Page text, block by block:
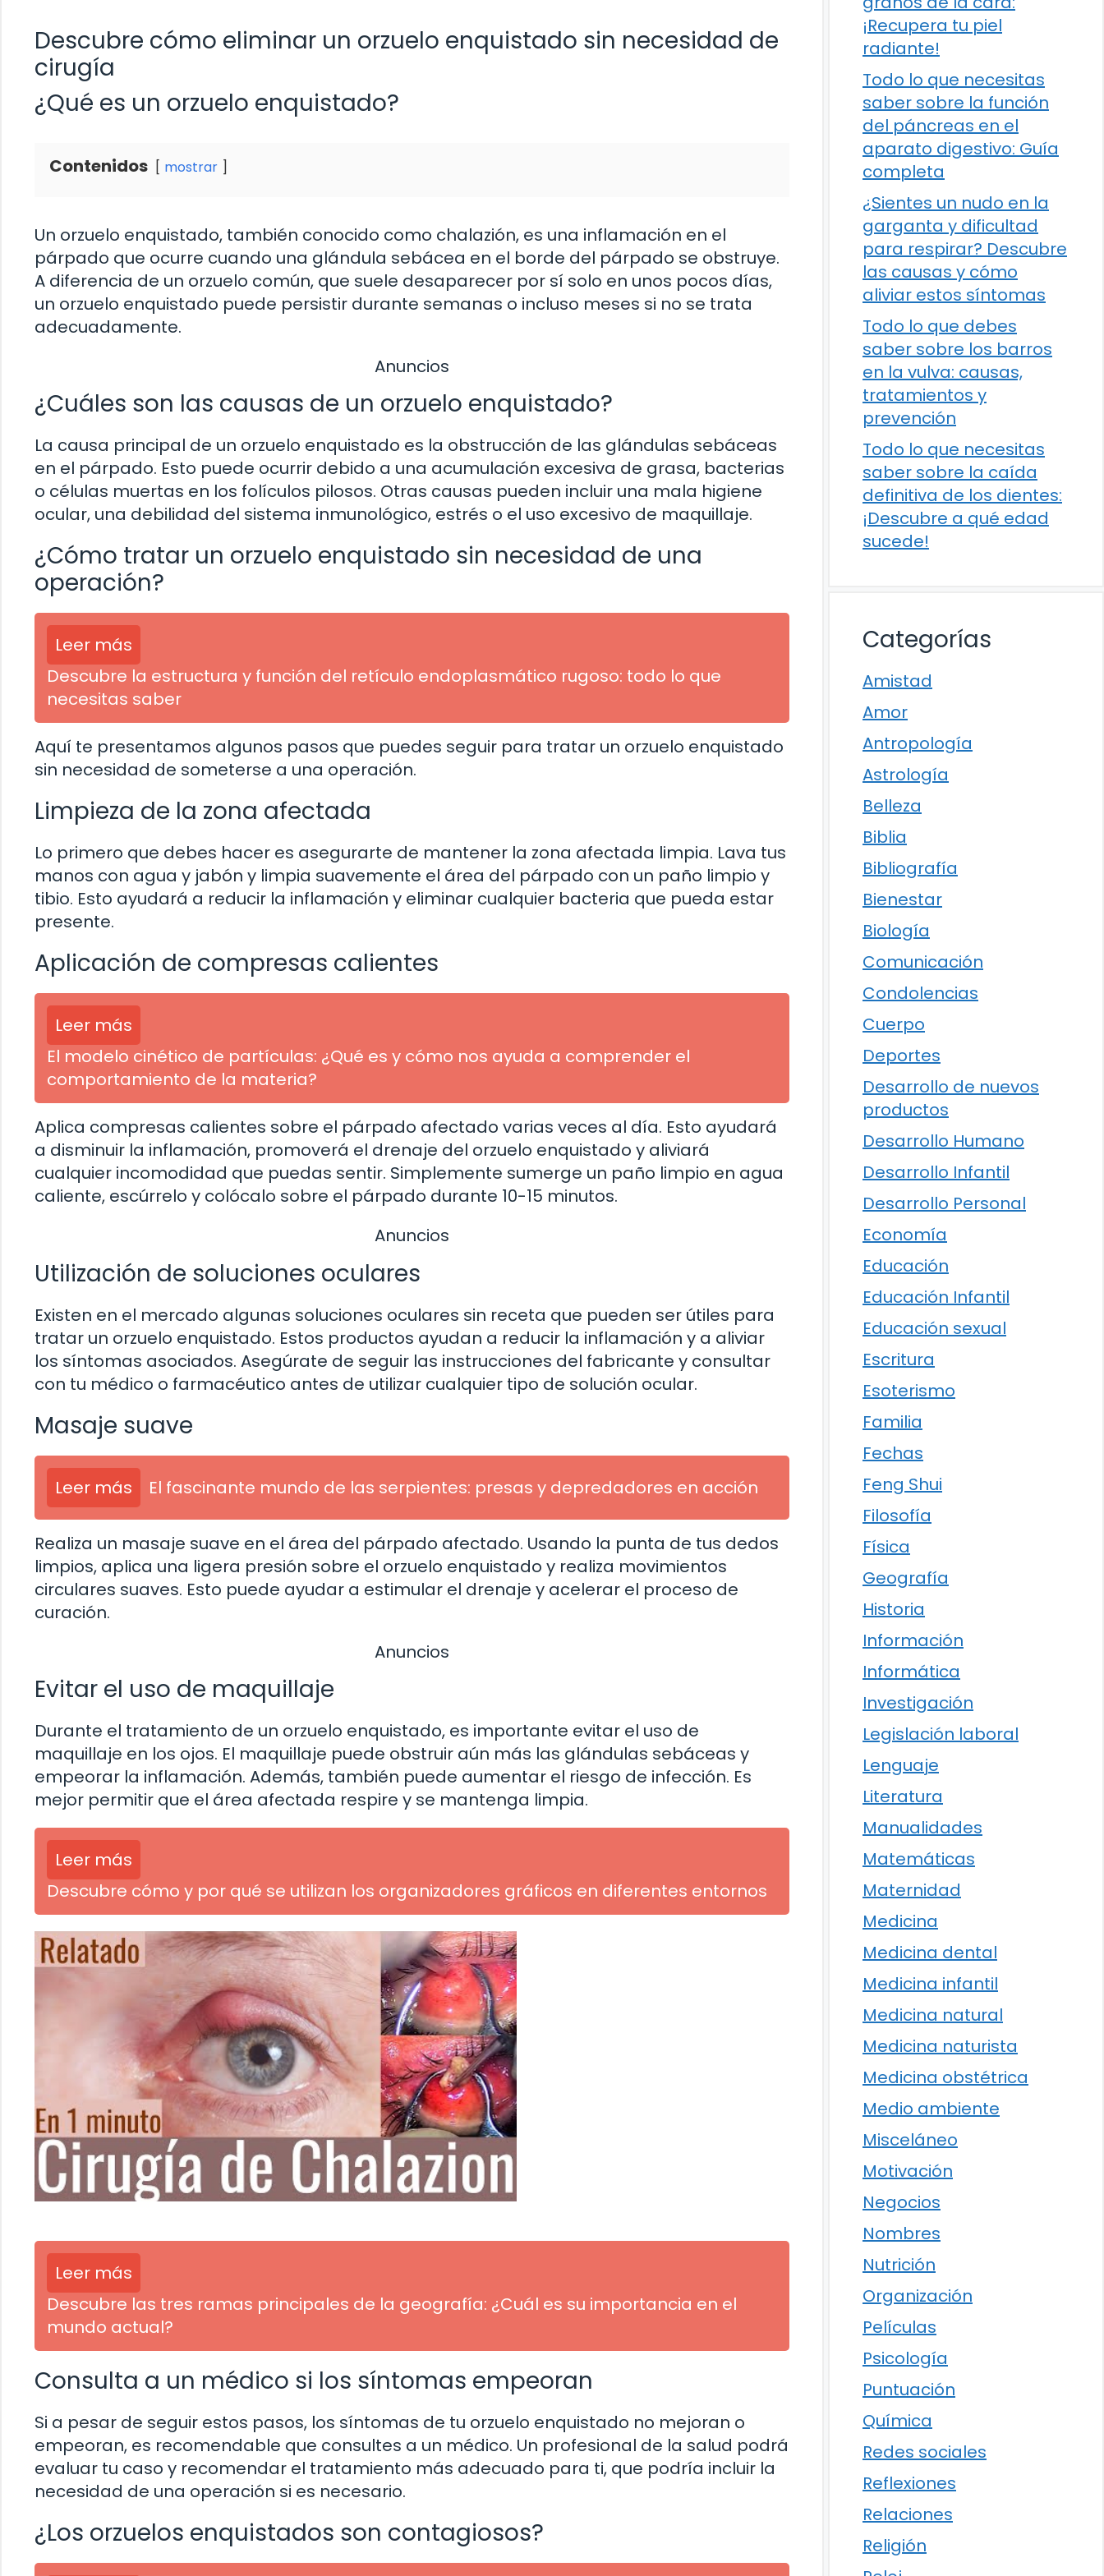
Descubre cómo eliminar un orzuelo enquistado sin necesidad de
cirugía
¿Qué es un orzuelo enquistado?
Contenidos mostrar
Un orzuelo enquistado, también conocido como chalazión, es una inflamación en el
párpado que ocurre cuando una glándula sebácea en el borde del párpado se obstruye.
A diferencia de un orzuelo común, que suele desaparecer por sí solo en unos pocos días,
un orzuelo enquistado puede persistir durante semanas o incluso meses si no se trata
adecuadamente.
Anuncios
¿Cuáles son las causas de un orzuelo enquistado?
La causa principal de un orzuelo enquistado es la obstrucción de las glándulas sebáceas
en el párpado. Esto puede ocurrir debido a una acumulación excesiva de grasa, bacterias
o células muertas en los folículos pilosos. Otras causas pueden incluir una mala higiene
ocular, una debilidad del sistema inmunológico, estrés o el uso excesivo de maquillaje.
¿Cómo tratar un orzuelo enquistado sin necesidad de una
operación?
Leer más
Descubre la estructura y función del retículo endoplasmático rugoso: todo lo que
necesitas saber
Aquí te presentamos algunos pasos que puedes seguir para tratar un orzuelo enquistado
sin necesidad de someterse a una operación.
Limpieza de la zona afectada
Lo primero que debes hacer es asegurarte de mantener la zona afectada limpia. Lava tus
manos con agua y jabón y limpia suavemente el área del párpado con un paño limpio y
tibio. Esto ayudará a reducir la inflamación y eliminar cualquier bacteria que pueda estar
presente.
Aplicación de compresas calientes
Leer más
El modelo cinético de partículas: ¿Qué es y cómo nos ayuda a comprender el
comportamiento de la materia?
Aplica compresas calientes sobre el párpado afectado varias veces al día. Esto ayudará
a disminuir la inflamación, promoverá el drenaje del orzuelo enquistado y aliviará
cualquier incomodidad que puedas sentir. Simplemente sumerge un paño limpio en agua
caliente, escúrrelo y colócalo sobre el párpado durante 10-15 minutos.
Anuncios
Utilización de soluciones oculares
Existen en el mercado algunas soluciones oculares sin receta que pueden ser útiles para
tratar un orzuelo enquistado. Estos productos ayudan a reducir la inflamación y a aliviar
los síntomas asociados. Asegúrate de seguir las instrucciones del fabricante y consultar
con tu médico o farmacéutico antes de utilizar cualquier tipo de solución ocular.
Masaje suave
Leer más El fascinante mundo de las serpientes: presas y depredadores en acción
Realiza un masaje suave en el área del párpado afectado. Usando la punta de tus dedos
limpios, aplica una ligera presión sobre el orzuelo enquistado y realiza movimientos
circulares suaves. Esto puede ayudar a estimular el drenaje y acelerar el proceso de
curación.
Anuncios
Evitar el uso de maquillaje
Durante el tratamiento de un orzuelo enquistado, es importante evitar el uso de
maquillaje en los ojos. El maquillaje puede obstruir aún más las glándulas sebáceas y
empeorar la inflamación. Además, también puede aumentar el riesgo de infección. Es
mejor permitir que el área afectada respire y se mantenga limpia.
Leer más
Descubre cómo y por qué se utilizan los organizadores gráficos en diferentes entornos
Leer más
Descubre las tres ramas principales de la geografía: ¿Cuál es su importancia en el
mundo actual?
Consulta a un médico si los síntomas empeoran
Si a pesar de seguir estos pasos, los síntomas de tu orzuelo enquistado no mejoran o
empeoran, es recomendable que consultes a un médico. Un profesional de la salud podrá
evaluar tu caso y recomendar el tratamiento más adecuado para ti, que podría incluir la
necesidad de una operación si es necesario.
¿Los orzuelos enquistados son contagiosos?
¡Recupera tu piel
radiante!
Todo lo que necesitas
saber sobre la función
del páncreas en el
aparato digestivo: Guía
completa
¿Sientes un nudo en la
garganta y dificultad
para respirar? Descubre
las causas y cómo
aliviar estos síntomas
Todo lo que debes
saber sobre los barros
en la vulva: causas,
tratamientos y
prevención
Todo lo que necesitas
saber sobre la caída
definitiva de los dientes:
¡Descubre a qué edad
sucede!
Categorías
Amistad
Amor
Antropología
Astrología
Belleza
Biblia
Bibliografía
Bienestar
Biología
Comunicación
Condolencias
Cuerpo
Deportes
Desarrollo de nuevos
productos
Desarrollo Humano
Desarrollo Infantil
Desarrollo Personal
Economía
Educación
Educación Infantil
Educación sexual
Escritura
Esoterismo
Familia
Fechas
Feng Shui
Filosofía
Física
Geografía
Historia
Información
Informática
Investigación
Legislación laboral
Lenguaje
Literatura
Manualidades
Matemáticas
Maternidad
Medicina
Medicina dental
Medicina infantil
Medicina natural
Medicina naturista
Medicina obstétrica
Medio ambiente
Misceláneo
Motivación
Negocios
Nombres
Nutrición
Organización
Películas
Psicología
Puntuación
Química
Redes sociales
Reflexiones
Relaciones
Religión